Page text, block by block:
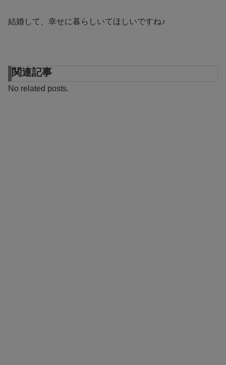
結婚して、幸せに暮らしいてほしいですね♪
関連記事
No related posts.